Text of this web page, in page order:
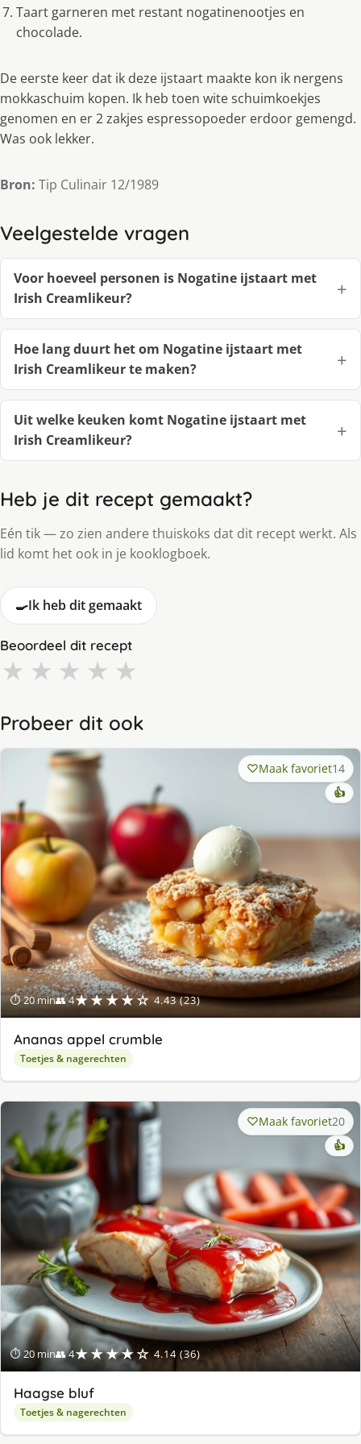
Taart garneren met restant nogatinenootjes en
chocolade.
De eerste keer dat ik deze ijstaart maakte kon ik nergens
mokkaschuim kopen. Ik heb toen wite schuimkoekjes
genomen en er 2 zakjes espressopoeder erdoor gemengd.
Was ook lekker.
Bron: Tip Culinair 12/1989
Veelgestelde vragen
Voor hoeveel personen is Nogatine ijstaart met
Irish Creamlikeur?
Hoe lang duurt het om Nogatine ijstaart met
Irish Creamlikeur te maken?
Uit welke keuken komt Nogatine ijstaart met
Irish Creamlikeur?
Heb je dit recept gemaakt?
Eén tik — zo zien andere thuiskoks dat dit recept werkt. Als
lid komt het ook in je kooklogboek.
🍳Ik heb dit gemaakt
Beoordeel dit recept
★ ★ ★ ★ ★
Probeer dit ook
⏱ 20 min👥 4★★★★☆ 4.43 (23)
Maak favoriet14
👍
Ananas appel crumble
Toetjes & nagerechten
⏱ 20 min👥 4★★★★☆ 4.14 (36)
Maak favoriet20
👍
Haagse bluf
Toetjes & nagerechten